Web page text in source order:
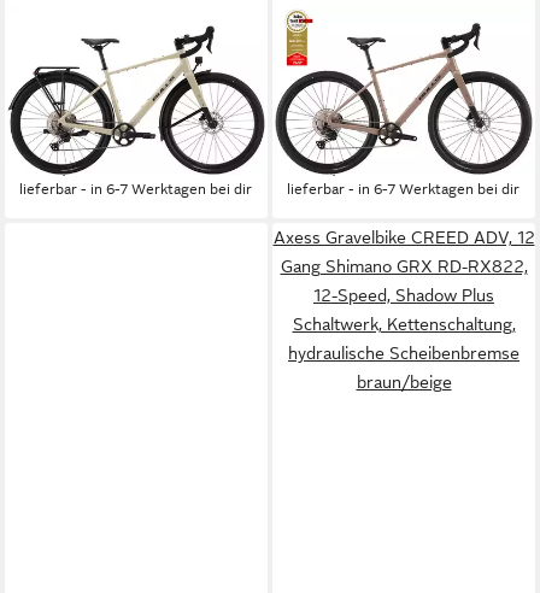
Gravelbike Bulls Daily Grinder
3 grau 2026, 12 Gang
SHIMANO GRX RD-RX822,
Kettenschaltung
1.907,00 €
lieferbar - in 6-7 Werktagen bei dir
BULLS
Gravelbike Bulls Grinder 3
beige 2026, 12 Gang
SHIMANO GRX RD-RX822,
Kettenschaltung
1.589,00 €
lieferbar - in 6-7 Werktagen bei dir
Axess Gravelbike CREED ADV, 12
Gang Shimano GRX RD-RX822,
12-Speed, Shadow Plus
Schaltwerk, Kettenschaltung,
hydraulische Scheibenbremse
braun/beige